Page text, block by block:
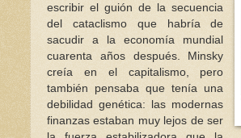
escribir el guión de la secuencia
del cataclismo que habría de
sacudir a la economía mundial
cuarenta años después. Minsky
creía en el capitalismo, pero
también pensaba que tenía una
debilidad genética: las modernas
finanzas estaban muy lejos de ser